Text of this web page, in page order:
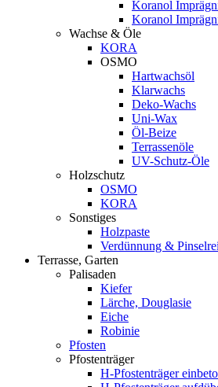
Koranol
Koranol
Wachse & Öle
KORA
OSMO
Hartwachsöl
Klarwachs
Deko-Wachs
Uni-Wax
Öl-Beize
Terrassenöle
UV-Schutz-Öle
Holzschutz
OSMO
KORA
Sonstiges
Holzpaste
Verdünnung &
Terrasse, Garten
Palisaden
Kiefer
Lärche, Douglasie
Eiche
Robinie
Pfosten
Pfostenträger
H-Pfostenträger